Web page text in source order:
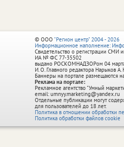
© ООО "Регион центр" 2004 - 2026
Информационное наполнение:
Свидетельство о регистрации СМИ
ИА № ФС 77‑35502
выдано РОСКОМНАДЗОРом 04
И. О. Главного редактора Нарыков А.
Баннеры на портале размещаются
Реклама на портале:
Рекламное агентство "Умный
email: umnyy.marketing@yandex.ru
Отдельные публикации могут
для пользователей до 18 лет.
Политика в отношении обработки
Политика обработки файлов cookie